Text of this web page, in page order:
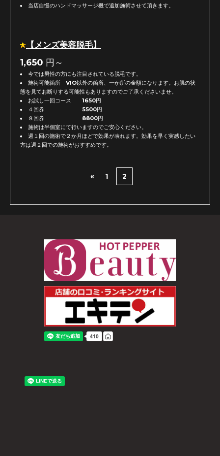
当店自慢のハンドマッサージ機で追加施術させて頂きます。
【メンズ美容脱毛】
1,650 円～
今では男性の方にも注目されている脱毛です。
施術可能箇所 VIO以外の箇所、一か所の金額になります。お肌の状
態を見てお断りする可能性もありますのでご了承くださいませ。
お試し一回コース 1650円
４回券 5500円
８回券 8800円
施術は半個室にて行いますのでご安心ください。
週１回の施術で２か月ほどで効果が表れます。効果を早く実感したい
方は週２回での施術がおすすめです。
« 1 2